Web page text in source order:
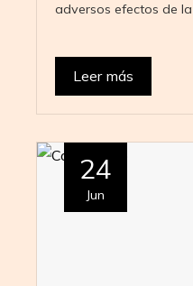
adversos efectos de
Leer más
24
Jun